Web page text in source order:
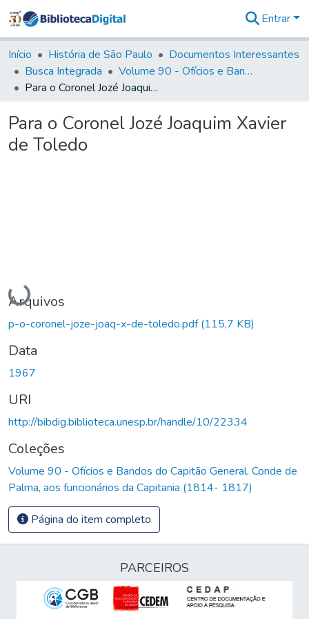
&
Coleções
Tudo na
Biblioteca
Estatísticas
Entrar
Início História de São Paulo
Documentos Interessantes
Busca Integrada
Volume 90 - Ofícios e Bandos do Capitão General, Conde de Palma, aos funcionários da Capitania (1814- 1817)
Para o Coronel Jozé Joaquim Xavier de Toledo
Para o Coronel Jozé Joaquim Xavier
de Toledo
Carregando...
Arquivos
p-o-coronel-joze-joaq-x-de-toledo.pdf(115,7 KB)
Data
1967
URI
http://bibdig.biblioteca.unesp.br/handle/10/22334
Coleções
Volume 90 - Ofícios e Bandos do Capitão General, Conde de
Palma, aos funcionários da Capitania (1814- 1817)
Página do item completo
PARCEIROS